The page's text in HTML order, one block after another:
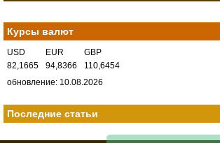
Курсы валют
USD EUR
GBP
82,1665
94,8366
110,6454
обновление: 10.08.2026
Последние статьи